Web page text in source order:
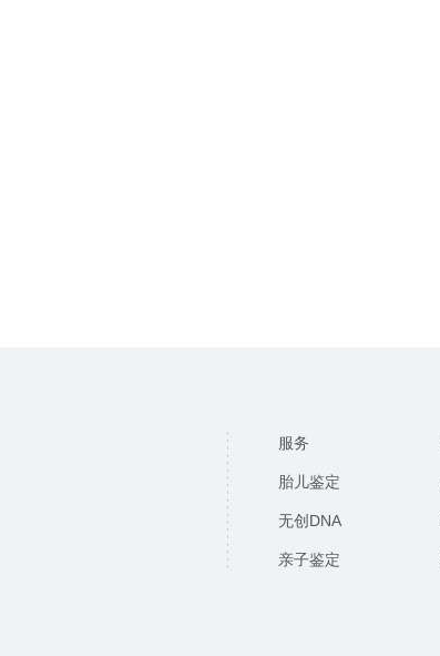
服务
胎儿鉴定
无创DNA
亲子鉴定